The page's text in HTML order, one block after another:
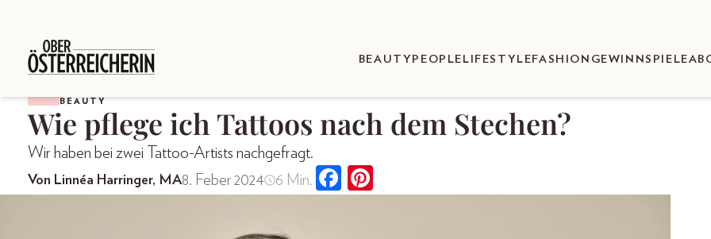
BEAUTY PEOPLE LIFESTYLEFASHION GEWINNSPIELE
BEAUTY
Wie pflege ich Tattoos nach dem Stechen?
Wir haben bei zwei Tattoo-Artists nachgefragt.
Von Linnéa Harringer, MA8. Feber 2024 6 Min.